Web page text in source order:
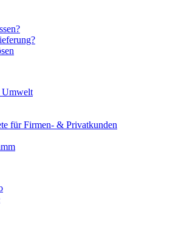
Umwelt
für Firmen- & Privatkunden